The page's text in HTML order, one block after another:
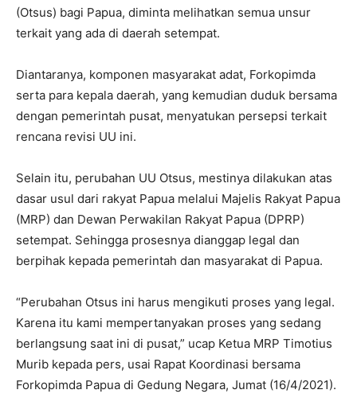
(Otsus) bagi Papua, diminta melihatkan semua unsur
terkait yang ada di daerah setempat.
Diantaranya, komponen masyarakat adat, Forkopimda
serta para kepala daerah, yang kemudian duduk bersama
dengan pemerintah pusat, menyatukan persepsi terkait
rencana revisi UU ini.
Selain itu, perubahan UU Otsus, mestinya dilakukan atas
dasar usul dari rakyat Papua melalui Majelis Rakyat Papua
(MRP) dan Dewan Perwakilan Rakyat Papua (DPRP)
setempat. Sehingga prosesnya dianggap legal dan
berpihak kepada pemerintah dan masyarakat di Papua.
“Perubahan Otsus ini harus mengikuti proses yang legal.
Karena itu kami mempertanyakan proses yang sedang
berlangsung saat ini di pusat,” ucap Ketua MRP Timotius
Murib kepada pers, usai Rapat Koordinasi bersama
Forkopimda Papua di Gedung Negara, Jumat (16/4/2021).